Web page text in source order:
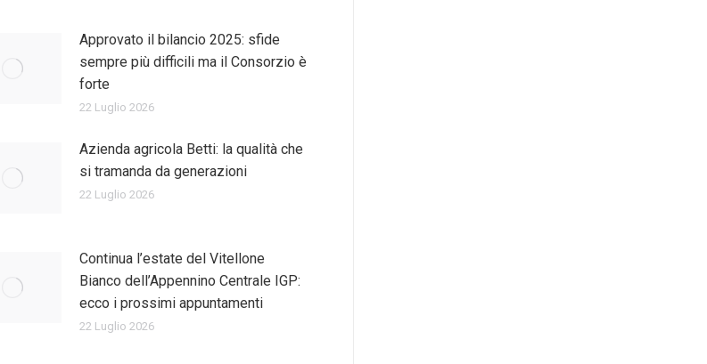
Approvato il bilancio 2025: sfide
sempre più difficili ma il Consorzio è
forte
22 Luglio 2026
Azienda agricola Betti: la qualità che
si tramanda da generazioni
22 Luglio 2026
Continua l’estate del Vitellone
Bianco dell’Appennino Centrale IGP:
ecco i prossimi appuntamenti
22 Luglio 2026